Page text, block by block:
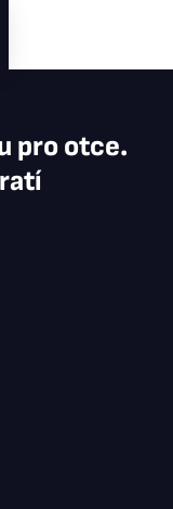
pro otce.